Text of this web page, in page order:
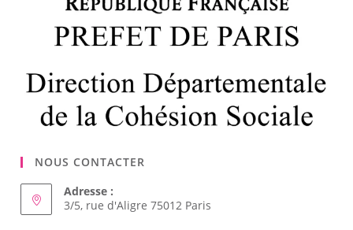
NOUS CONTACTER
Adresse :
3/5, rue d'Aligre 75012 Paris